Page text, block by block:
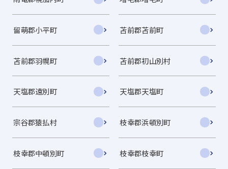
留萌郡小平町 苫前郡苫前町
苫前郡羽幌町 苫前郡初山別村
天塩郡遠別町 天塩郡天塩町
宗谷郡猿払村 枝幸郡浜頓別町
枝幸郡中頓別町 枝幸郡枝幸町